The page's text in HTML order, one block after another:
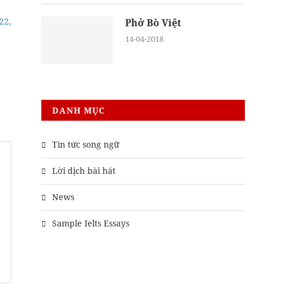
Phở Bò Việt
14-04-2018
DANH MỤC
Tin tức song ngữ
Lời dịch bài hát
News
Sample Ielts Essays